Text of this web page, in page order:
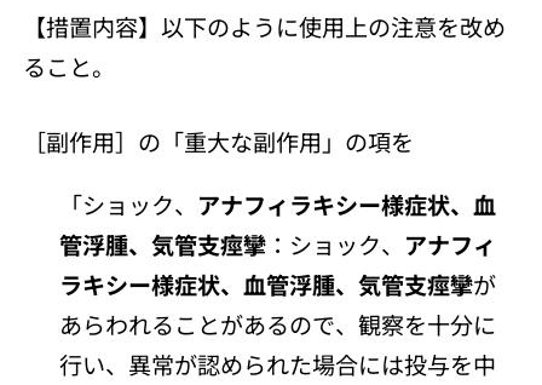
【措置内容】以下のように使用上の注意を改め
ること。
［副作用］の「重大な副作用」の項を
「ショック、 アナフィラキシー様症状、血
管浮腫、気管支痙攣 ：ショック、 アナフィ
ラキシー様症状、血管浮腫、気管支痙攣が
あらわれることがあるので、観察を十分に
行い、異常が認められた場合には投与を中